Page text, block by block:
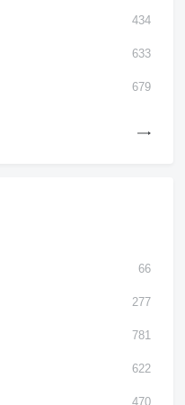
434
633
679
66
277
781
622
470